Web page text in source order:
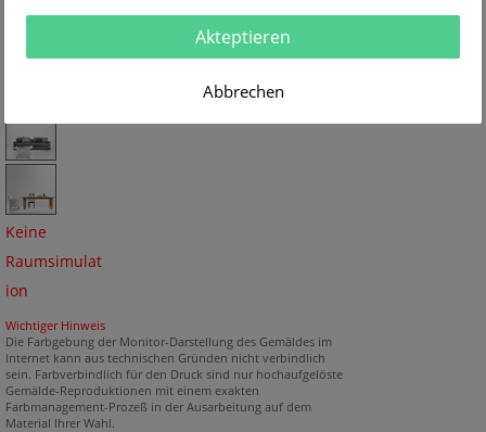
Keine
Raumsimulat
ion
Wichtiger Hinweis
Die Farbgebung der Monitor-Darstellung des Gemäldes im
Internet kann aus technischen Gründen nicht verbindlich
sein. Farbverbindlich für den Druck sind nur hochaufgelöste
Gemälde-Reproduktionen mit einem exakten
Farbmanagement-Prozeß in der Ausarbeitung auf dem
Material Ihrer Wahl.
Akteptieren
Abbrechen